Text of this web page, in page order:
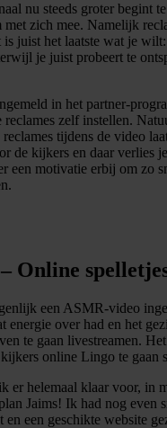
nu steeds groter begint
met zich mee. Namelijk
juist het laatste wat je
je juist probeert te
in het partner-
zelf instellen.
tijdens de video
de kijkers en daar verlies
een motivatie erbij om zo
Online
een ASMR-video
energie over had en het
te gaan livestreamen.
online Lingo te gaan
er helemaal klaar voor, in
Jaims! Ik had nog even
en een geschikte website